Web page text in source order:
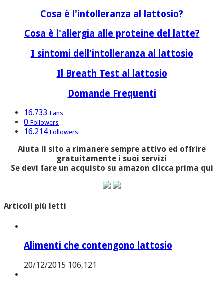
Cosa è l'intolleranza al lattosio?
Cosa è l'allergia alle proteine del latte?
I sintomi dell'intolleranza al lattosio
Il Breath Test al lattosio
Domande Frequenti
16.733 Fans
0 Followers
16.214 Followers
Aiuta il sito a rimanere sempre attivo ed offrire
gratuitamente i suoi servizi
Se devi fare un acquisto su amazon clicca prima qui
Articoli più letti
Alimenti che contengono lattosio
20/12/2015 106,121